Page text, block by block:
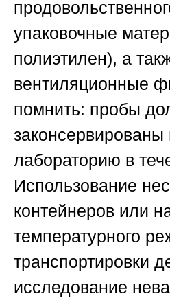
упаковочные
полиэтилен), а
вентиляционные
помнить: пробы
лабораторию в
Использование
контейнеров или
температурного
транспортировки
исследование